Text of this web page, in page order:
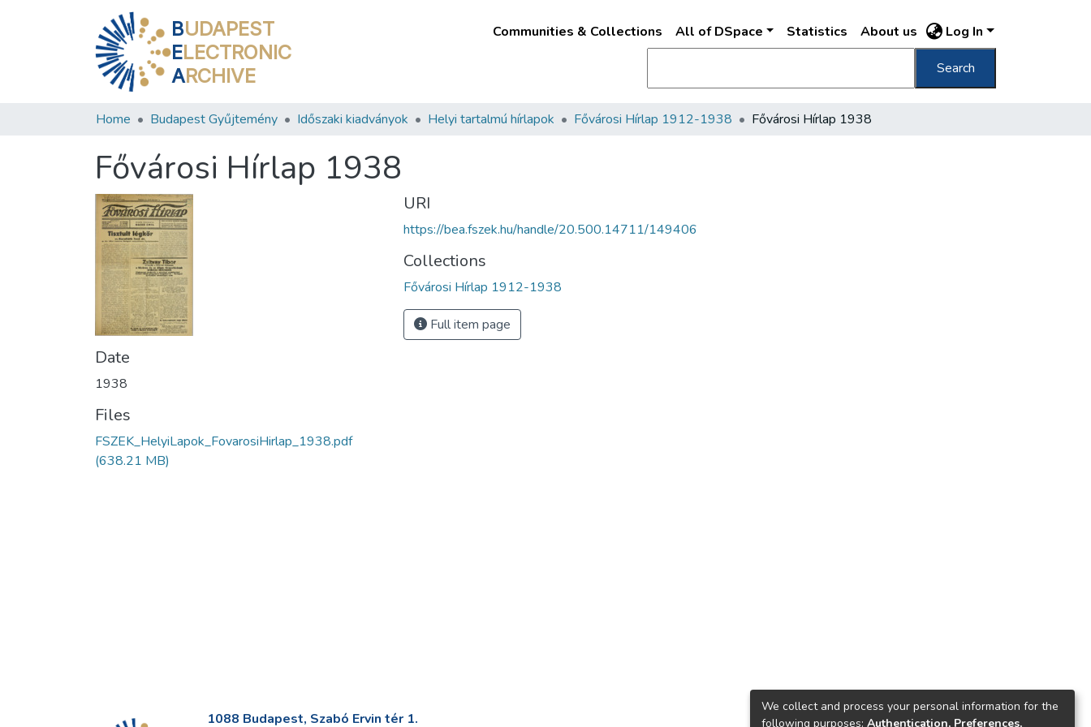
BUDAPEST
ELECTRONIC
ARCHIVE
Communities & Collections All of DSpace Statistics About us Log In
Search
Home Budapest Gyűjtemény Időszaki kiadványok Helyi tartalmú hírlapok Fővárosi Hírlap 1912-1938 Fővárosi Hírlap 1938
Fővárosi Hírlap 1938
Date
1938
Files
FSZEK_HelyiLapok_FovarosiHirlap_1938.pdf
(638.21 MB)
URI
https://bea.fszek.hu/handle/20.500.14711/149406
Collections
Fővárosi Hírlap 1912-1938
Full item page
1088 Budapest, Szabó Ervin tér 1.
We collect and process your personal information for the
following purposes: Authentication, Preferences,